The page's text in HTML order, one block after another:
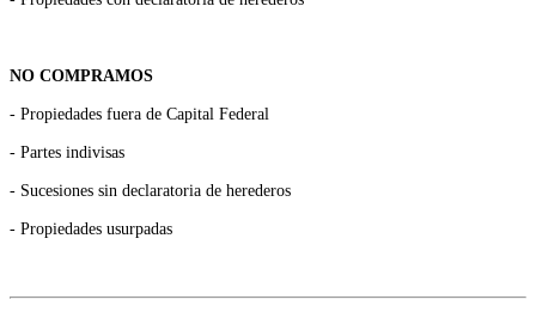
NO COMPRAMOS
- Propiedades fuera de Capital Federal
- Partes indivisas
- Sucesiones sin declaratoria de herederos
- Propiedades usurpadas